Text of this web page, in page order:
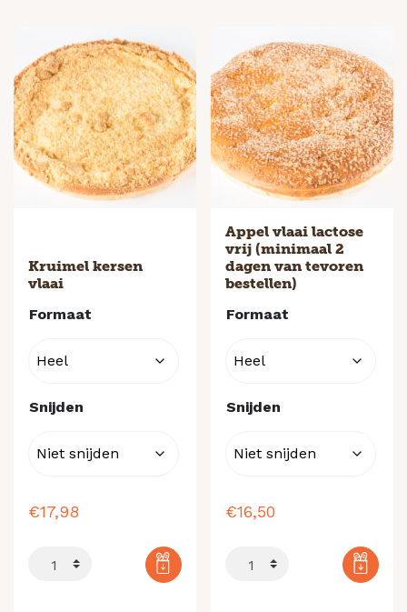
Kruimel kersen
vlaai
Formaat
Snijden
€17,98
Appel vlaai lactose
vrij (minimaal 2
dagen van tevoren
bestellen)
Formaat
Snijden
€16,50